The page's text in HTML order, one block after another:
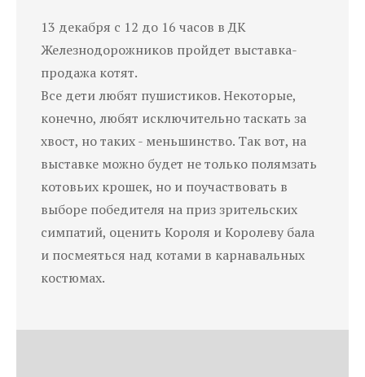
13 декабря с 12 до 16 часов в ДК
Железнодорожников пройдет выставка-
продажа котят.
Все дети любят пушистиков. Некоторые,
конечно, любят исключительно таскать за
хвост, но таких - меньшинство. Так вот, на
выставке можно будет не только полямзать
котовьих крошек, но и поучаствовать в
выборе победителя на приз зрительских
симпатий, оценить Короля и Королеву бала
и посмеяться над котами в карнавальных
костюмах.